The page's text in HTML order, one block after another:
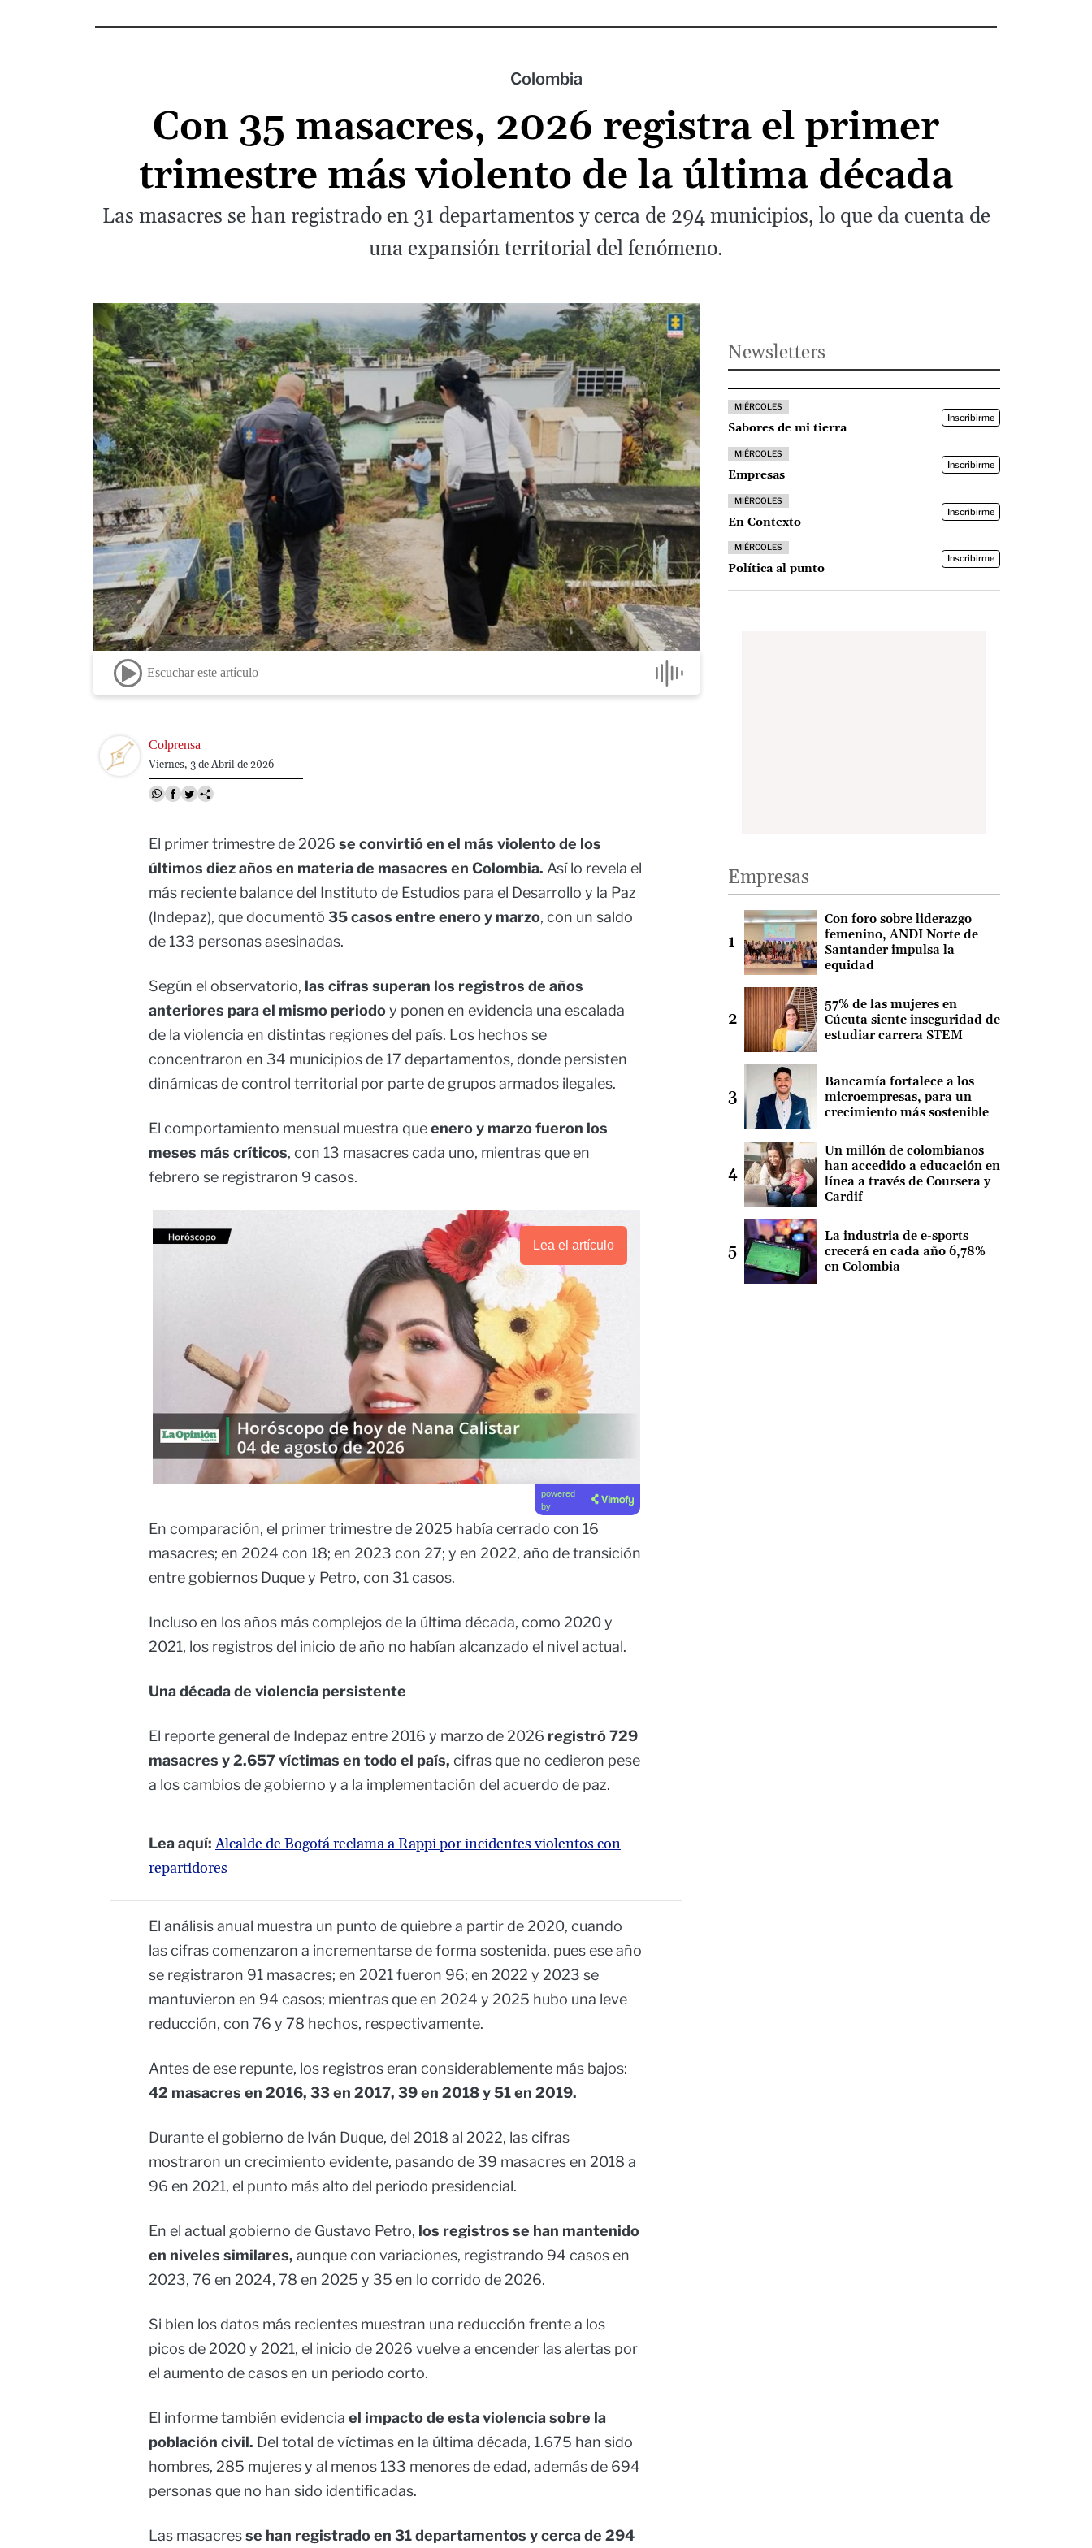
Colombia
Con 35 masacres, 2026 registra el primer
trimestre más violento de la última década
Las masacres se han registrado en 31 departamentos y cerca de 294 municipios, lo que da cuenta de
una expansión territorial del fenómeno.
Escuchar este artículo
Image Colprensa
Viernes, 3 de Abril de 2026
El primer trimestre de 2026 se convirtió en el más violento de los
últimos diez años en materia de masacres en Colombia. Así lo revela el
más reciente balance del Instituto de Estudios para el Desarrollo y la Paz
(Indepaz), que documentó 35 casos entre enero y marzo, con un saldo
de 133 personas asesinadas.
Según el observatorio, las cifras superan los registros de años
anteriores para el mismo periodoy ponen en evidencia una escalada
de la violencia en distintas regiones del país. Los hechos se
concentraron en 34 municipios de 17 departamentos, donde persisten
dinámicas de control territorial por parte de grupos armados ilegales.
El comportamiento mensual muestra queenero y marzo fueron los
meses más críticos, con 13 masacres cada uno, mientras que en
febrero se registraron 9 casos.
Lea el artículo
powered
by
En comparación, el primer trimestre de 2025 había cerrado con 16
masacres; en 2024 con 18; en 2023 con 27; y en 2022, año de transición
entre gobiernos Duque y Petro, con 31 casos.
Incluso en los años más complejos de la última década, como 2020 y
2021, los registros del inicio de año no habían alcanzado el nivel actual.
Una década de violencia persistente
El reporte general de Indepaz entre 2016 y marzo de 2026 registró 729
masacres y 2.657 víctimas en todo el país, cifras que no cedieron pese
a los cambios de gobierno y a la implementación del acuerdo de paz.
Lea aquí: Alcalde de Bogotá reclama a Rappi por incidentes violentos con
repartidores
El análisis anual muestra un punto de quiebre a partir de 2020, cuando
las cifras comenzaron a incrementarse de forma sostenida, pues ese año
se registraron 91 masacres; en 2021 fueron 96; en 2022 y 2023 se
mantuvieron en 94 casos; mientras que en 2024 y 2025 hubo una leve
reducción, con 76 y 78 hechos, respectivamente.
Antes de ese repunte, los registros eran considerablemente más bajos:
42 masacres en 2016, 33 en 2017, 39 en 2018 y 51 en 2019.
Durante el gobierno de Iván Duque, del 2018 al 2022, las cifras
mostraron un crecimiento evidente, pasando de 39 masacres en 2018 a
96 en 2021, el punto más alto del periodo presidencial.
En el actual gobierno de Gustavo Petro, los registros se han mantenido
en niveles similares, aunque con variaciones, registrando 94 casos en
2023, 76 en 2024, 78 en 2025 y 35 en lo corrido de 2026.
Si bien los datos más recientes muestran una reducción frente a los
picos de 2020 y 2021, el inicio de 2026 vuelve a encender las alertas por
el aumento de casos en un periodo corto.
El informe también evidencia el impacto de esta violencia sobre la
población civil. Del total de víctimas en la última década, 1.675 han sido
hombres, 285 mujeres y al menos 133 menores de edad, además de 694
personas que no han sido identificadas.
Las masacresse han registrado en 31 departamentos y cerca de 294
Newsletters
MIÉRCOLES
Sabores de mi tierra
Inscribirme
MIÉRCOLES
Empresas
Inscribirme
MIÉRCOLES
En Contexto
Inscribirme
MIÉRCOLES
Política al punto
Inscribirme
Empresas
Con foro sobre liderazgo
femenino, ANDI Norte de
Santander impulsa la
equidad
57% de las mujeres en
Cúcuta siente inseguridad de
estudiar carrera STEM
Bancamía fortalece a los
microempresas, para un
crecimiento más sostenible
Un millón de colombianos
han accedido a educación en
línea a través de Coursera y
Cardif
La industria de e-sports
crecerá en cada año 6,78%
en Colombia